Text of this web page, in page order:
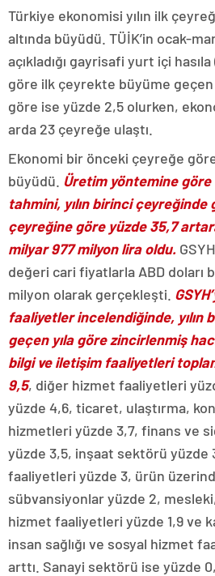
Türkiye ekonomisi yılın ilk
altında büyüdü. TÜİK’in ocak-
açıkladığı gayrisafi yurt içi
göre ilk çeyrekte büyüme geçen
göre ise yüzde 2,5 olurken,
arda 23 çeyreğe ulaştı.
Ekonomi bir önceki çeyreğe
büyüdü. Üretim yöntemine
tahmini, yılın birinci çeyreğinde
çeyreğine göre yüzde 35,7
milyar 977 milyon lira oldu.
değeri cari fiyatlarla ABD doları
milyon olarak gerçekleşti.
faaliyetler incelendiğinde, yılın
geçen yıla göre zincirlenmiş
bilgi ve iletişim faaliyetleri
9,5, diğer hizmet faaliyetleri
yüzde 4,6, ticaret, ulaştırma,
hizmetleri yüzde 3,7, finans ve
yüzde 3,5, inşaat sektörü yüzde
faaliyetleri yüzde 3, ürün
sübvansiyonlar yüzde 2,
hizmet faaliyetleri yüzde 1,9 ve
insan sağlığı ve sosyal hizmet
arttı. Sanayi sektörü ise yüzde